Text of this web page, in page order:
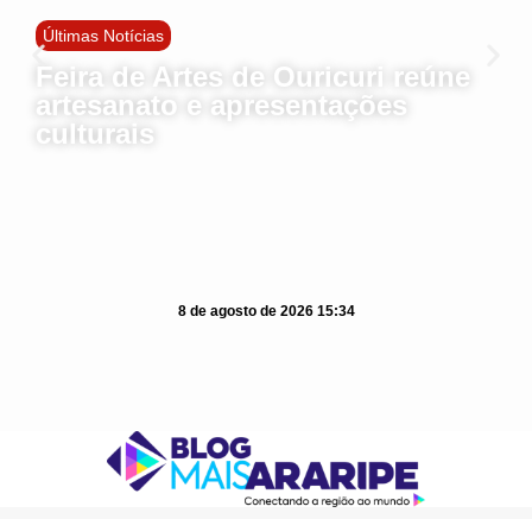
Últimas Notícias
Feira de Artes de Ouricuri reúne
artesanato e apresentações
culturais
8 de agosto de 2026 15:34